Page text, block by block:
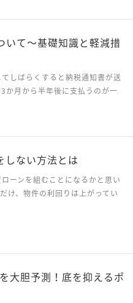
いて～基礎知識と軽減措
しばらくすると納税通知書が送
か月から半年後に支払うのが一
は、土地と...
しない方法とは
ーンを組むことになるかと思い
け、物件の利回りは上がってい
て貰い...
大胆予測！底を抑えるポ